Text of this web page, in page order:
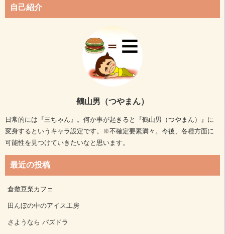
自己紹介
鶴山男（つやまん）
日常的には『三ちゃん』。何か事が起きると『鶴山男（つやまん）』に
変身するというキャラ設定です。※不確定要素満々。今後、各種方面に
可能性を見つけていきたいなと思います。
最近の投稿
倉敷豆柴カフェ
田んぼの中のアイス工房
さようなら パズドラ